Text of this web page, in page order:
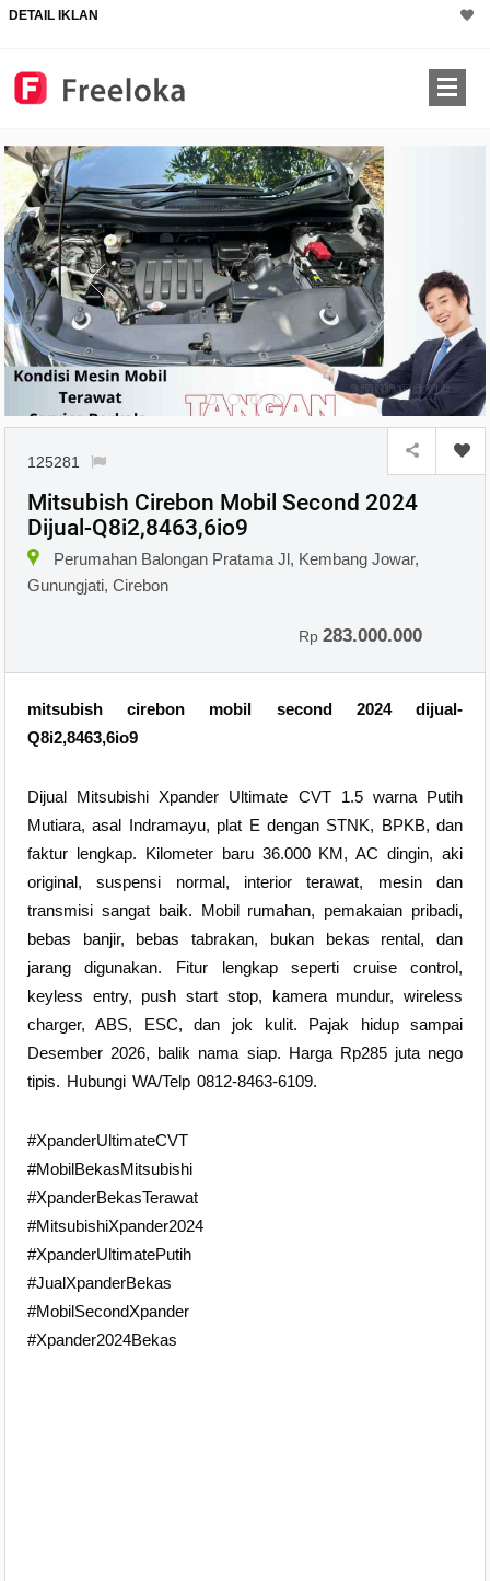
DETAIL IKLAN
125281
Mitsubish Cirebon Mobil Second 2024
Dijual-Q8i2,8463,6io9
Perumahan Balongan Pratama Jl, Kembang Jowar,
Gunungjati, Cirebon
Rp283.000.000
mitsubish cirebon mobil second 2024 dijual-
Q8i2,8463,6io9
Dijual Mitsubishi Xpander Ultimate CVT 1.5 warna Putih
Mutiara, asal Indramayu, plat E dengan STNK, BPKB, dan
faktur lengkap. Kilometer baru 36.000 KM, AC dingin, aki
original, suspensi normal, interior terawat, mesin dan
transmisi sangat baik. Mobil rumahan, pemakaian pribadi,
bebas banjir, bebas tabrakan, bukan bekas rental, dan
jarang digunakan. Fitur lengkap seperti cruise control,
keyless entry, push start stop, kamera mundur, wireless
charger, ABS, ESC, dan jok kulit. Pajak hidup sampai
Desember 2026, balik nama siap. Harga Rp285 juta nego
tipis. Hubungi WA/Telp 0812-8463-6109.
#XpanderUltimateCVT
#MobilBekasMitsubishi
#XpanderBekasTerawat
#MitsubishiXpander2024
#XpanderUltimatePutih
#JualXpanderBekas
#MobilSecondXpander
#Xpander2024Bekas